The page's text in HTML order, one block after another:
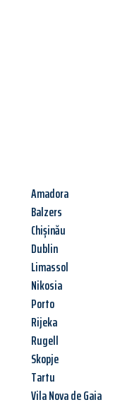
Amadora
Balzers
Chișinău
Dublin
Limassol
Nikosia
Porto
Rijeka
Rugell
Skopje
Tartu
Vila Nova de Gaia